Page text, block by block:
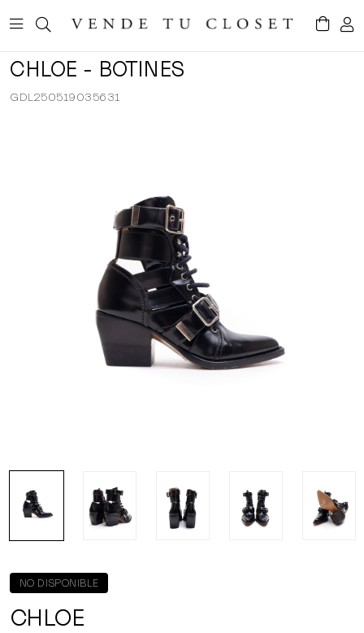
CHLOE - BOTINES
GDL250519035631
NO DISPONIBLE
CHLOE